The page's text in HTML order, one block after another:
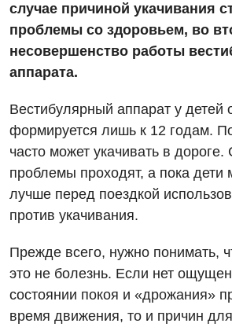
Вакансии
Интернатура
Диагностическое отделение
случае причиной укачивания
проблемы со здоровьем, во
несовершенство работы
аппарата.
Вестибулярный аппарат у детей
формируется лишь к 12 годам.
часто может укачивать в дороге.
проблемы проходят, а пока дети
лучше перед поездкой
против укачивания.
Прежде всего, нужно понимать,
это не болезнь. Если нет
состоянии покоя и «дрожания»
время движения, то и причин